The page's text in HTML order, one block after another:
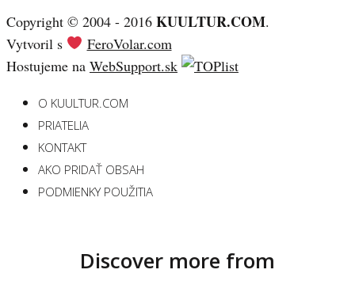
Copyright © 2004 - 2016 KUULTUR.COM.
Vytvoril s
FeroVolar.com
Hostujeme na WebSupport.sk
O KUULTUR.COM
PRIATELIA
KONTAKT
AKO PRIDAŤ OBSAH
PODMIENKY POUŽITIA
Discover more from